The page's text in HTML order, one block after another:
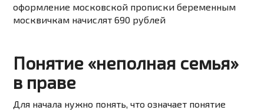
оформление московской прописки беременным
москвичкам начислят 690 рублей
Понятие «неполная семья»
в праве
Для начала нужно понять, что означает понятие